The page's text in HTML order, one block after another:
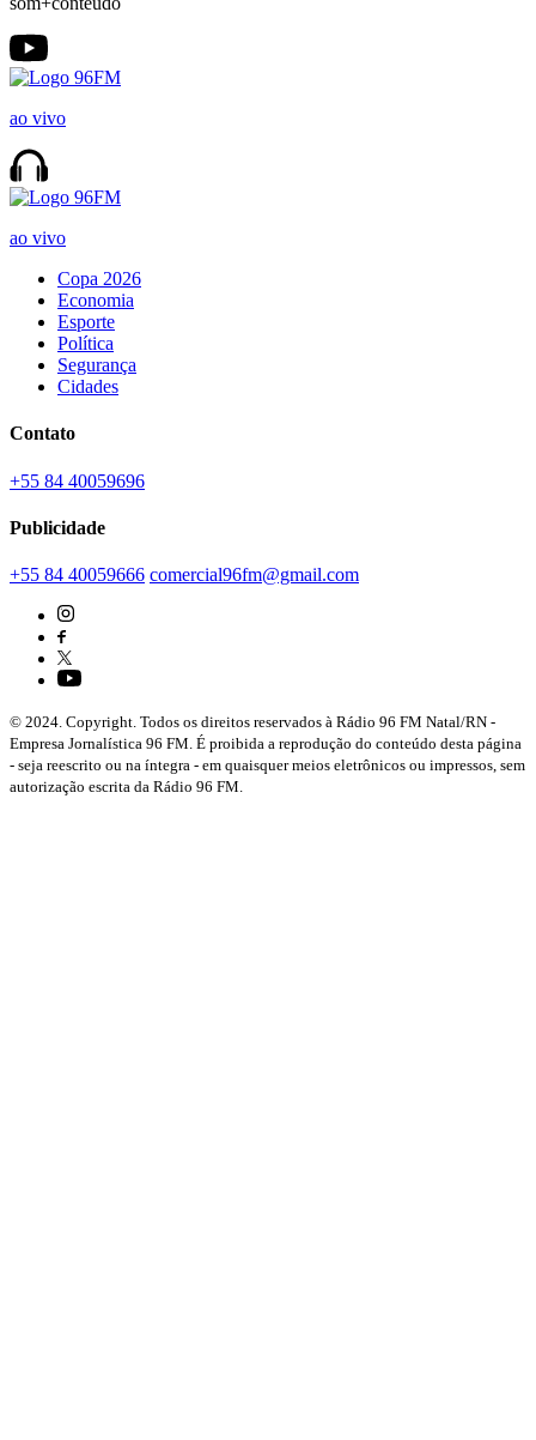
ao vivo
ao vivo
Copa 2026
Economia
Esporte
Política
Segurança
Cidades
Contato
+55 84 40059696
Publicidade
+55 84 40059666 comercial96fm@gmail.com
© 2024. Copyright. Todos os direitos reservados à Rádio 96 FM Natal/RN -
Empresa Jornalística 96 FM. É proibida a reprodução do conteúdo desta página
- seja reescrito ou na íntegra - em quaisquer meios eletrônicos ou impressos, sem
autorização escrita da Rádio 96 FM.